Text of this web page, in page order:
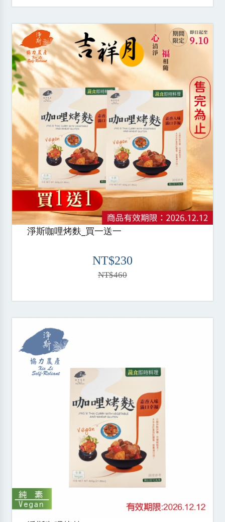
淨斯咖哩烤麩_買一送一
NT$230
NT$460